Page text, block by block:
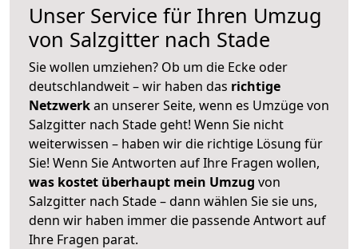
Unser Service für Ihren Umzug
von Salzgitter nach Stade
Sie wollen umziehen? Ob um die Ecke oder
deutschlandweit – wir haben das richtige
Netzwerkan unserer Seite, wenn es Umzüge von
Salzgitter nach Stade geht! Wenn Sie nicht
weiterwissen – haben wir die richtige Lösung für
Sie! Wenn Sie Antworten auf Ihre Fragen wollen,
was kostet überhaupt mein Umzug von
Salzgitter nach Stade – dann wählen Sie sie uns,
denn wir haben immer die passende Antwort auf
Ihre Fragen parat.